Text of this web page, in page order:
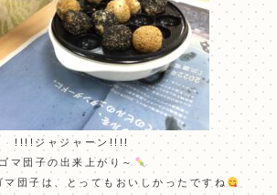
!!!!ジャジャーン!!!!
ゴマ団子の出来上がり～
マ団子は、とってもおいしかったですね